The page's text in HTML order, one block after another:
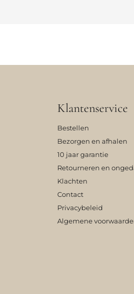
Klantenservice
Bestellen
Bezorgen en afhalen
10 jaar garantie
Retourneren en
Klachten
Contact
Privacybeleid
Algemene